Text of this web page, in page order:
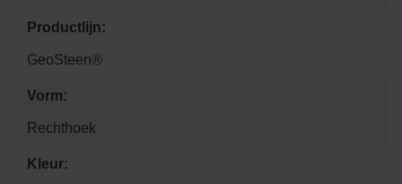
Productlijn:
GeoSteen®
Vorm:
Rechthoek
Kleur: